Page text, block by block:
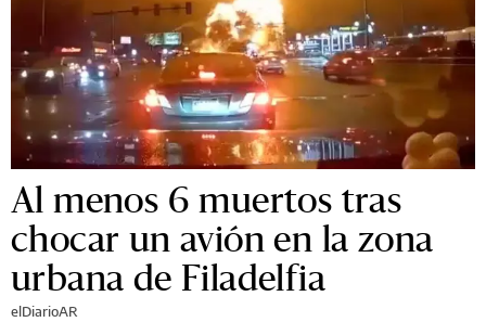
Al menos 6 muertos tras
chocar un avión en la zona
urbana de Filadelfia
elDiarioAR